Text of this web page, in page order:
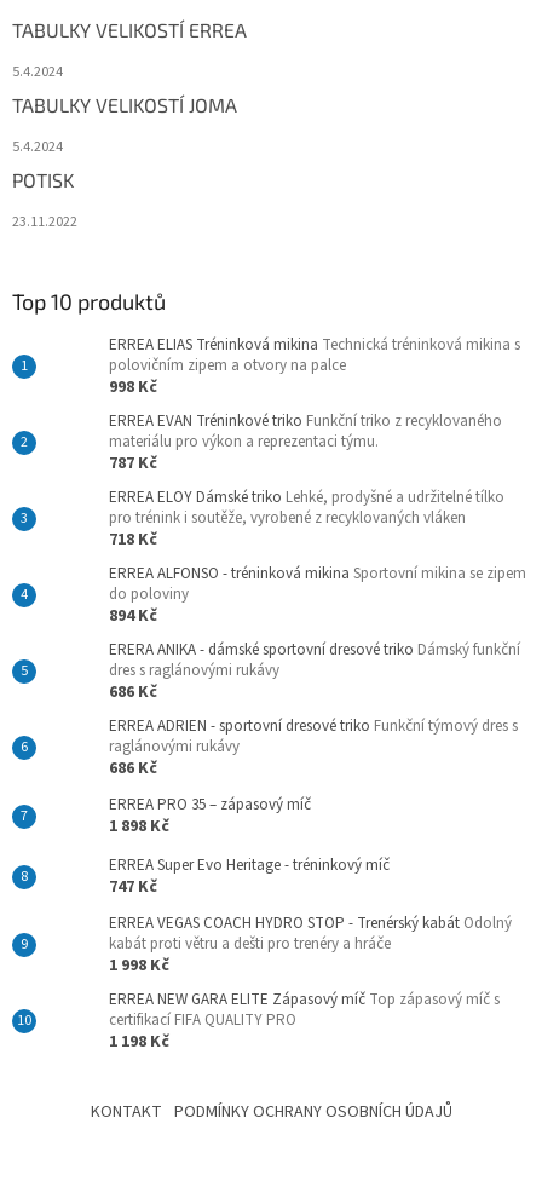
TABULKY VELIKOSTÍ ERREA
5.4.2024
TABULKY VELIKOSTÍ JOMA
5.4.2024
POTISK
23.11.2022
Top 10 produktů
ERREA ELIAS Tréninková mikina Technická tréninková mikina s
polovičním zipem a otvory na palce
998 Kč
ERREA EVAN Tréninkové triko Funkční triko z recyklovaného
materiálu pro výkon a reprezentaci týmu.
787 Kč
ERREA ELOY Dámské triko Lehké, prodyšné a udržitelné tílko
pro trénink i soutěže, vyrobené z recyklovaných vláken
718 Kč
ERREA ALFONSO - tréninková mikina Sportovní mikina se zipem
do poloviny
894 Kč
ERERA ANIKA - dámské sportovní dresové triko Dámský funkční
dres s raglánovými rukávy
686 Kč
ERREA ADRIEN - sportovní dresové triko Funkční týmový dres s
raglánovými rukávy
686 Kč
ERREA PRO 35 – zápasový míč
1 898 Kč
ERREA Super Evo Heritage - tréninkový míč
747 Kč
ERREA VEGAS COACH HYDRO STOP - Trenérský kabát Odolný
kabát proti větru a dešti pro trenéry a hráče
1 998 Kč
ERREA NEW GARA ELITE Zápasový míč Top zápasový míč s
certifikací FIFA QUALITY PRO
1 198 Kč
KONTAKT PODMÍNKY OCHRANY OSOBNÍCH ÚDAJŮ